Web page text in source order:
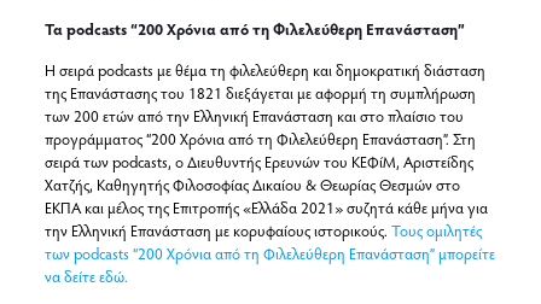
Τα podcasts “200 Χρόνια από τη Φιλελεύθερη Επανάσταση”
Η σειρά podcasts με θέμα τη φιλελεύθερη και δημοκρατική διάσταση
της Επανάστασης του 1821 διεξάγεται με αφορμή τη συμπλήρωση
των 200 ετών από την Ελληνική Επανάσταση και στο πλαίσιο του
προγράμματος “200 Χρόνια από τη Φιλελεύθερη Επανάσταση”. Στη
σειρά των podcasts, ο Διευθυντής Ερευνών του ΚΕΦίΜ, Αριστείδης
Χατζής, Καθηγητής Φιλοσοφίας Δικαίου & Θεωρίας Θεσμών στο
ΕΚΠΑ και μέλος της Επιτροπής «Ελλάδα 2021» συζητά κάθε μήνα για
την Ελληνική Επανάσταση με κορυφαίους ιστορικούς. Τους ομιλητές
των podcasts “200 Χρόνια από τη Φιλελεύθερη Επανάσταση” μπορείτε
να δείτε εδώ.